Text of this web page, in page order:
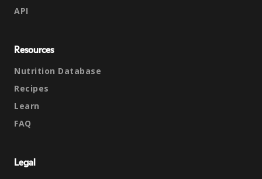
API
Resources
Nutrition Database
Recipes
Learn
FAQ
Legal